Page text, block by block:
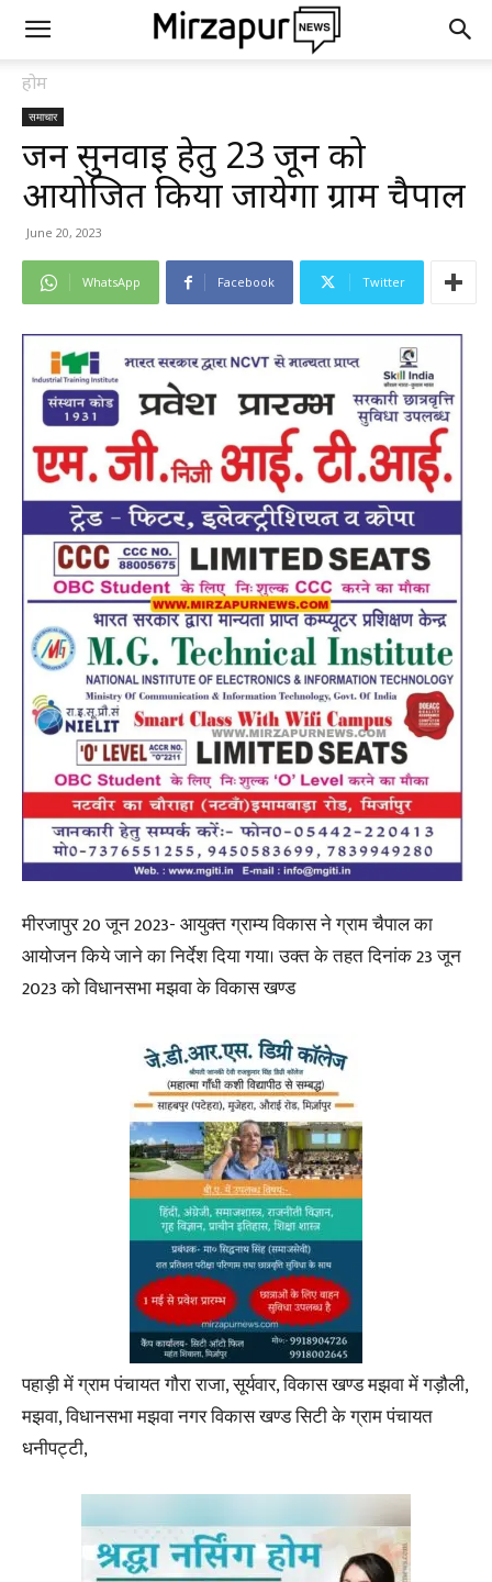
होम
समाचार
जन सुनवाई हेतु 23 जून को
आयोजित किया जायेगा ग्राम चैपाल
June 20, 2023
WhatsApp Facebook Twitter
मीरजापुर 20 जून 2023- आयुक्त ग्राम्य विकास ने ग्राम चैपाल का
आयोजन किये जाने का निर्देश दिया गया। उक्त के तहत दिनांक 23 जून
2023 को विधानसभा मझवा के विकास खण्ड
पहाड़ी में ग्राम पंचायत गौरा राजा, सूर्यवार, विकास खण्ड मझवा में गड़ौली,
मझवा, विधानसभा मझवा नगर विकास खण्ड सिटी के ग्राम पंचायत
धनीपट्टी,